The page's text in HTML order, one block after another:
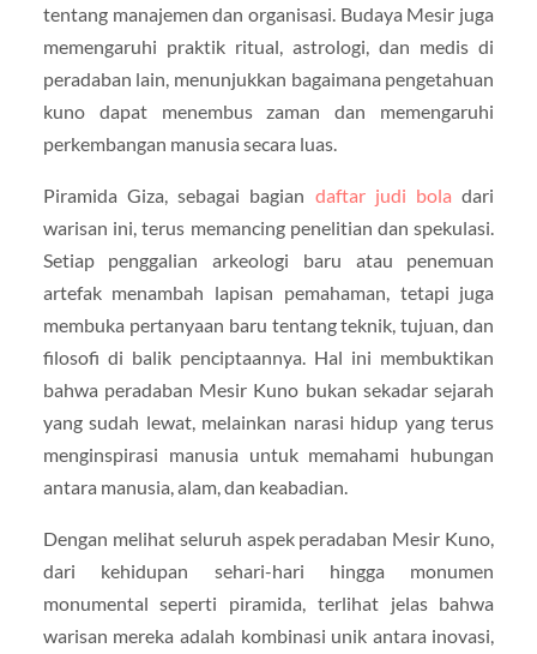
tentang manajemen dan organisasi. Budaya Mesir juga
memengaruhi praktik ritual, astrologi, dan medis di
peradaban lain, menunjukkan bagaimana pengetahuan
kuno dapat menembus zaman dan memengaruhi
perkembangan manusia secara luas.
Piramida Giza, sebagai bagian daftar judi bola dari
warisan ini, terus memancing penelitian dan spekulasi.
Setiap penggalian arkeologi baru atau penemuan
artefak menambah lapisan pemahaman, tetapi juga
membuka pertanyaan baru tentang teknik, tujuan, dan
filosofi di balik penciptaannya. Hal ini membuktikan
bahwa peradaban Mesir Kuno bukan sekadar sejarah
yang sudah lewat, melainkan narasi hidup yang terus
menginspirasi manusia untuk memahami hubungan
antara manusia, alam, dan keabadian.
Dengan melihat seluruh aspek peradaban Mesir Kuno,
dari kehidupan sehari-hari hingga monumen
monumental seperti piramida, terlihat jelas bahwa
warisan mereka adalah kombinasi unik antara inovasi,